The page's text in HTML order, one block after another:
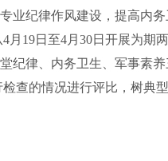
纪律作风建设，提高内务
月19日至4月30日开展为期
律、内务卫生、军事素养
查的情况进行评比，树典型